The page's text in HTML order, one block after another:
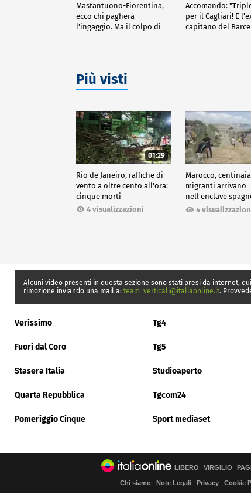
Mastantuono-Fiorentina,
ecco chi pagherà
l'ingaggio. Ma il colpo di
Accomando:
per il Cagliari! E
capitano del
Più visti
01:29
Rio de Janeiro, raffiche di
vento a oltre cento all'ora:
cinque morti
4 visualizzazioni
Marocco,
migranti arrivano
nell'enclave
Ceuta
4
Alcuni video presenti in questa sezione sono stati presi da internet,
rimozione inviando una mail a: team_verticali@italiaonline.it.
Verissimo Tg4
Fuori dal Coro Tg5
Stasera Italia Studioaperto
Quarta Repubblica Tgcom24
Pomeriggio Cinque Sport mediaset
LIBERO VIRGILIO
Chi siamo Note Legali Privacy Cookie